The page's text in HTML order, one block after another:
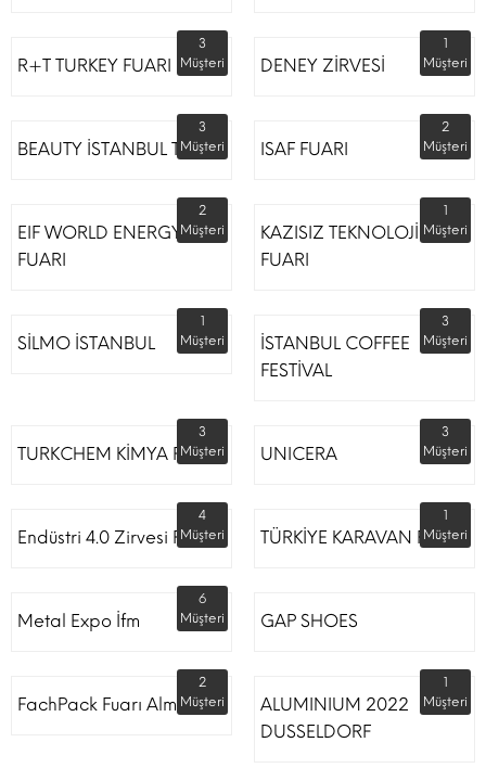
R+T TURKEY FUARI
3
Müşteri
DENEY ZİRVESİ
1
Müşteri
BEAUTY İSTANBUL TÜYAP
3
Müşteri
ISAF FUARI
2
Müşteri
EIF WORLD ENERGY
FUARI
2
Müşteri
KAZISIZ TEKNOLOJİLER
FUARI
1
Müşteri
SİLMO İSTANBUL
1
Müşteri
İSTANBUL COFFEE
FESTİVAL
3
Müşteri
TURKCHEM KİMYA FUARI
3
Müşteri
UNICERA
3
Müşteri
Endüstri 4.0 Zirvesi Fuarı
4
Müşteri
TÜRKİYE KARAVAN FUARI
1
Müşteri
Metal Expo İfm
6
Müşteri
GAP SHOES
FachPack Fuarı Almanya
2
Müşteri
ALUMINIUM 2022
DUSSELDORF
1
Müşteri